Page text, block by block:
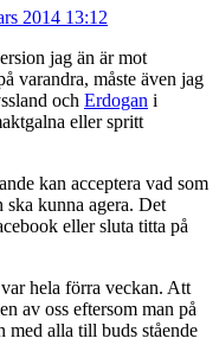
2014 13:12
jag än är mot
varandra, måste även jag
och Erdogan i
eller spritt
kan acceptera vad som
ska kunna agera. Det
eller sluta titta på
hela förra veckan. Att
av oss eftersom man på
alla till buds stående